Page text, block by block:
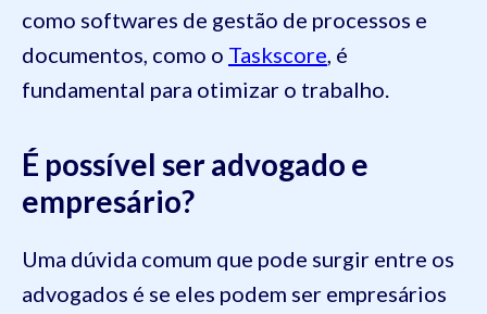
como softwares de gestão de processos e
documentos, como o Taskscore, é
fundamental para otimizar o trabalho.
É possível ser advogado e
empresário?
Uma dúvida comum que pode surgir entre os
advogados é se eles podem ser empresários